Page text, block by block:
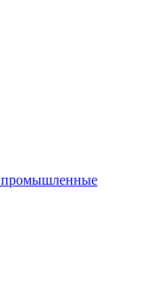
промышленные